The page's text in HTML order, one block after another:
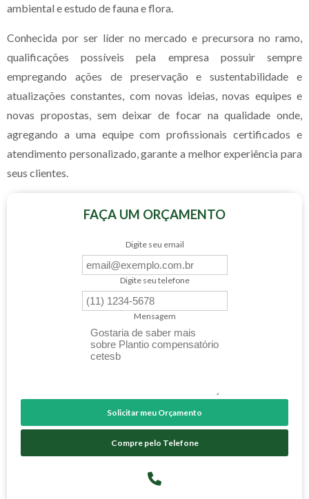
ambiental e estudo de fauna e flora.
Conhecida por ser líder no mercado e precursora no ramo,
qualificações possíveis pela empresa possuir sempre
empregando ações de preservação e sustentabilidade e
atualizações constantes, com novas ideias, novas equipes e
novas propostas, sem deixar de focar na qualidade onde,
agregando a uma equipe com profissionais certificados e
atendimento personalizado, garante a melhor experiência para
seus clientes.
FAÇA UM ORÇAMENTO
Digite seu email
Digite seu telefone
Mensagem
Solicitar meu Orçamento
Compre pelo Telefone